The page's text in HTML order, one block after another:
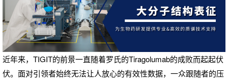
近年来，TIGIT的前景一直随着罗氏的Tiragolumab的成败而起起伏
伏。面对引领者始终无法让人放心的有效性数据，一众跟随者的压